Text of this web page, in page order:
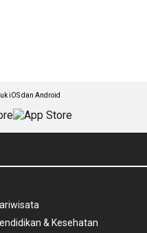
iOS dan Android
& Kesehatan